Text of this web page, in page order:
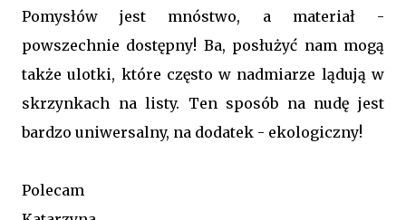
Pomysłów jest mnóstwo, a materiał -
powszechnie dostępny! Ba, posłużyć nam mogą
także ulotki, które często w nadmiarze lądują w
skrzynkach na listy. Ten sposób na nudę jest
bardzo uniwersalny, na dodatek - ekologiczny!
Polecam